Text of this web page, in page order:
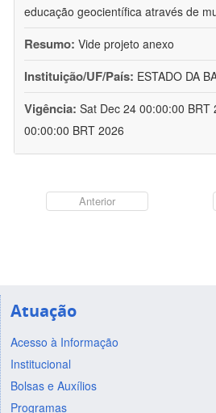
educação geocientífica através de
Resumo: Vide projeto anexo
Instituição/UF/País: ESTADO DA
Vigência: Sat Dec 24 00:00:00 BRT
00:00:00 BRT 2026
Anterior
Atuação
Acesso à Informação
Institucional
Bolsas e Auxílios
Programas